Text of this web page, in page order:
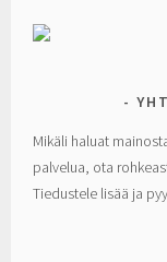
Mikäli haluat
palvelua, ota
Tiedustele lisää ja